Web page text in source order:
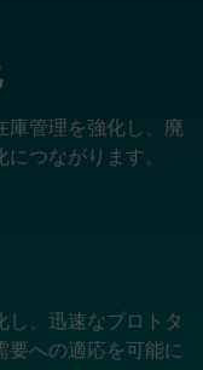
庫管理を強化し、廃
つながります。
し、迅速なプロトタ
要への適応を可能に